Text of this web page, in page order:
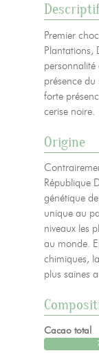
Premier
Plantations,
présence
forte
cerise noire.
Origine
République
génétique
unique au
niveaux les
au monde.
chimiques,
plus saines
Cacao total